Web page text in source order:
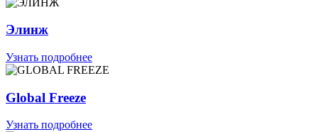
Элинж
Узнать подробнее
Global Freeze
Узнать подробнее